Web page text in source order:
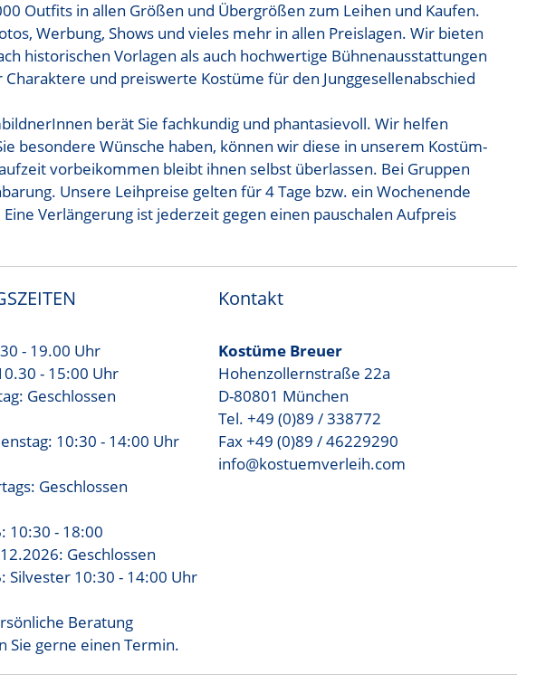
Outfits in allen Größen und Übergrößen zum Leihen und Kaufen.
Werbung, Shows und vieles mehr in allen Preislagen. Wir bieten
historischen Vorlagen als auch hochwertige Bühnenausstattungen
und preiswerte Kostüme für den Junggesellenabschied
berät Sie fachkundig und phantasievoll. Wir helfen
besondere Wünsche haben, können wir diese in unserem Kostüm-
vorbeikommen bleibt ihnen selbst überlassen. Bei Gruppen
Unsere Leihpreise gelten für 4 Tage bzw. ein Wochenende
Verlängerung ist jederzeit gegen einen pauschalen Aufpreis
- 19.00 Uhr
- 15:00 Uhr
Geschlossen
10:30 - 14:00 Uhr
Geschlossen
10:30 - 18:00
Geschlossen
Silvester 10:30 - 14:00 Uhr
Beratung
Sie gerne einen Termin.
Kontakt
Kostüme Breuer
Hohenzollernstraße 22a
D-80801 München
Tel. +49 (0)89 / 338772
Fax +49 (0)89 / 46229290
info@kostuemverleih.com